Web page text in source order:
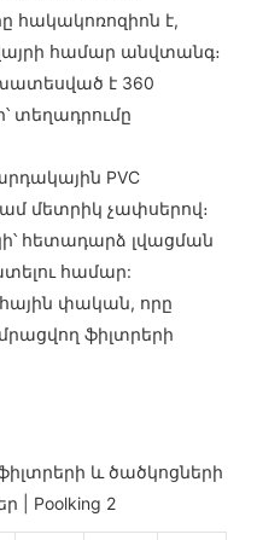
հակակոռոզիոն է,
համար անվտանգ։
է 360
PVC
մետրիկ չափսերով։
հետադարձ լվացման
համար:
փական, որը
ֆիլտրերի